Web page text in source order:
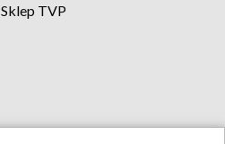
Sklep TVP